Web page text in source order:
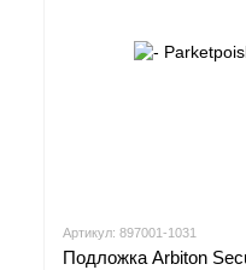
Артикул: 897001-1031
Подложка Arbiton